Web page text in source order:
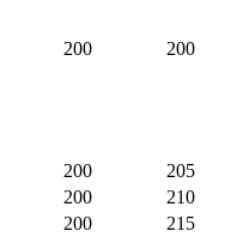
200 200
200
205
200
210
200 215